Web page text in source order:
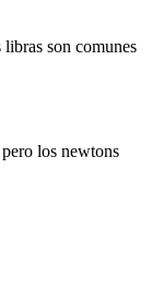
son comunes
los newtons